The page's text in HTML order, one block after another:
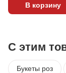
В корзину
С этим
Букеты роз